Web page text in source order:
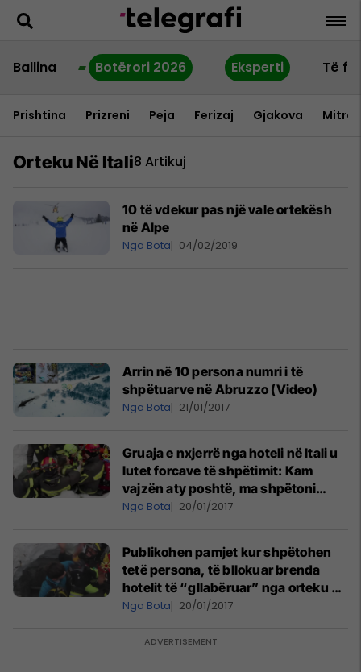
Ballina Botërori 2026 Eksperti Të
Prishtina Prizreni Peja Ferizaj Gjakova
Orteku Në Itali8 Artikuj
10 të vdekur pas një vale ortekësh
në Alpe
Nga Bota 04/02/2019
Arrin në 10 persona numri i të
shpëtuarve në Abruzzo (Video)
Nga Bota 21/01/2017
Gruaja e nxjerrë nga hoteli në Itali u
lutet forcave të shpëtimit: Kam
vajzën aty poshtë, ma shpëtoni
(Foto)
Nga Bota 20/01/2017
Publikohen pamjet kur shpëtohen
tetë persona, të bllokuar brenda
hotelit të “gllabëruar” nga orteku në
Itali (Video)
Nga Bota 20/01/2017